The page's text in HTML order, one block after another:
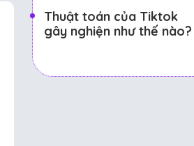
Thuật toán của Tiktok
gây nghiện như thế nào?